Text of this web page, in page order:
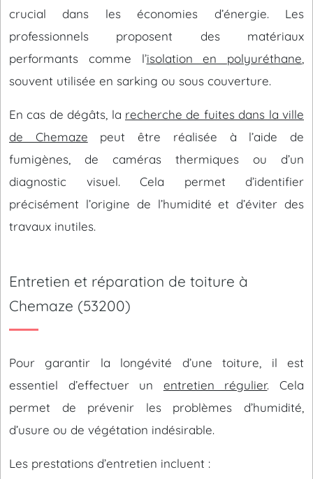
crucial dans les économies d’énergie. Les
professionnels proposent des matériaux
performants comme l’isolation en polyuréthane
souvent utilisée en sarking ou sous couverture.
En cas de dégâts, la recherche de fuites dans la ville
de Chemaze peut être réalisée à l’aide de
fumigènes, de caméras thermiques ou d’un
diagnostic visuel. Cela permet d’identifier
précisément l’origine de l’humidité et d’éviter des
travaux inutiles.
Entretien et réparation de toiture à
Chemaze (53200)
Pour garantir la longévité d’une toiture, il est
essentiel d’effectuer un entretien régulier. Cela
permet de prévenir les problèmes d’humidité,
d’usure ou de végétation indésirable.
Les prestations d’entretien incluent :